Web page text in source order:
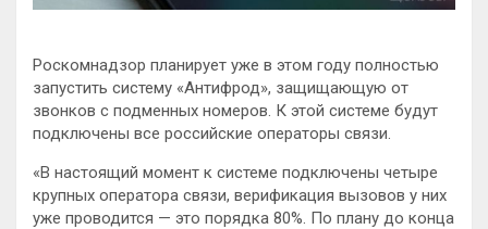
Роскомнадзор планирует уже в этом году полностью
запустить систему «Антифрод», защищающую от
звонков с подменных номеров. К этой системе будут
подключены все российские операторы связи.
«В настоящий момент к системе подключены четыре
крупных оператора связи, верификация вызовов у них
уже проводится — это порядка 80%. По плану до конца